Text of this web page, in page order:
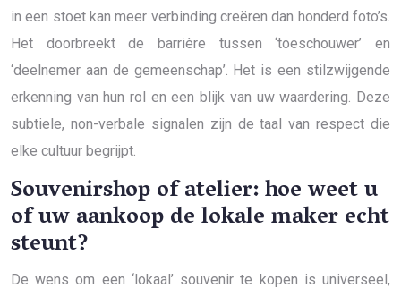
in een stoet kan meer verbinding creëren dan honderd foto’s.
Het doorbreekt de barrière tussen ‘toeschouwer’ en
‘deelnemer aan de gemeenschap’. Het is een stilzwijgende
erkenning van hun rol en een blijk van uw waardering. Deze
subtiele, non-verbale signalen zijn de taal van respect die
elke cultuur begrijpt.
Souvenirshop of atelier: hoe weet u
of uw aankoop de lokale maker echt
steunt?
De wens om een ‘lokaal’ souvenir te kopen is universeel,